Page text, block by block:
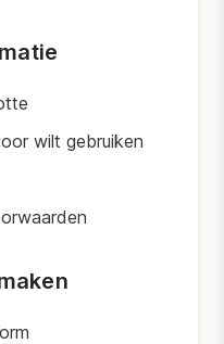
wilt gebruiken